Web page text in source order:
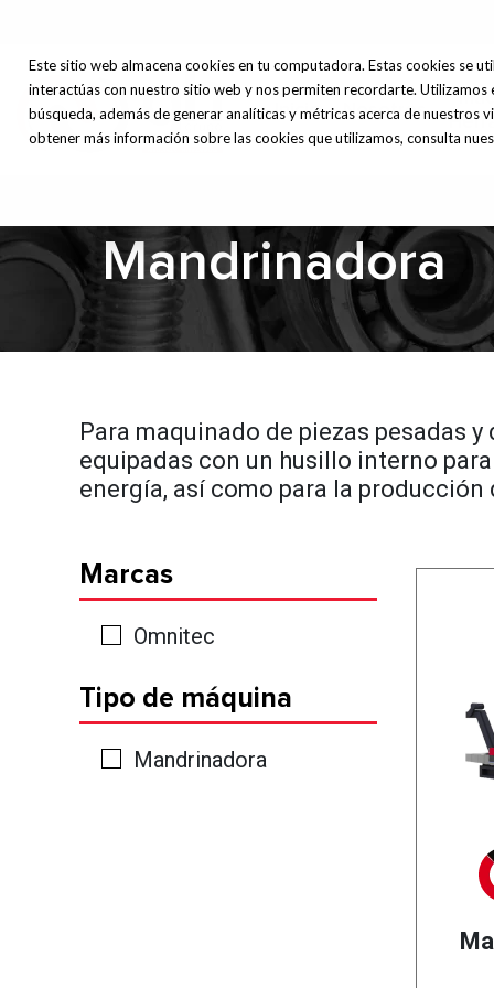
Este sitio web almacena cookies en tu computadora. Estas cookies se
interactúas con nuestro sitio web y nos permiten recordarte.
búsqueda, además de generar analíticas y métricas acerca de
obtener más información sobre las cookies que utilizamos, consulta
Inicio Nosotros
Mandrinadora
Para maquinado de piezas pesadas
equipadas con un husillo interno
energía, así como para la
Marcas
Omnitec
Tipo de máquina
Mandrinadora